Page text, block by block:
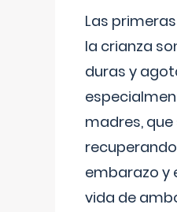
Las
la crianza
duras y
madres,
embarazo y
vida de